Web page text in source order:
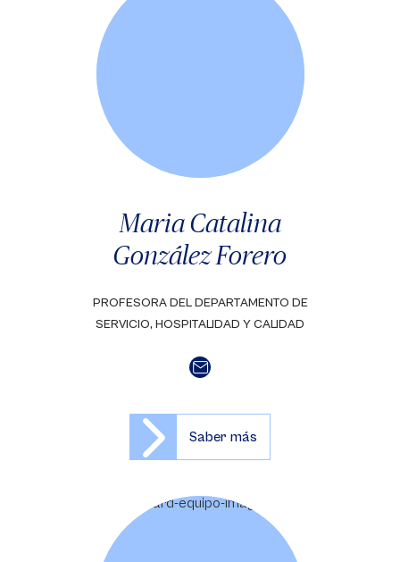
Maria Catalina
González Forero
PROFESORA DEL DEPARTAMENTO DE
SERVICIO, HOSPITALIDAD Y CALIDAD
Saber más